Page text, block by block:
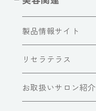
製品情報サイト
リセラテラス
お取扱いサロン紹介